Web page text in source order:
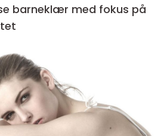
barneklær med fokus på